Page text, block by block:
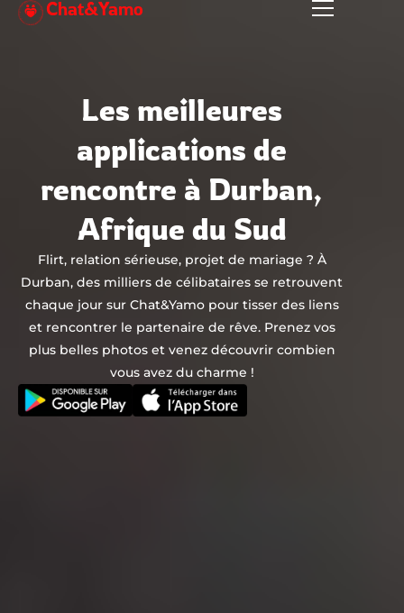
Aller
Chat&Yamo
Les meilleures
applications de
rencontre à Durban,
Afrique du Sud
Flirt, relation sérieuse, projet de mariage ? À
Durban, des milliers de célibataires se retrouvent
chaque jour sur Chat&Yamo pour tisser des liens
et rencontrer le partenaire de rêve. Prenez vos
plus belles photos et venez découvrir combien
vous avez du charme !